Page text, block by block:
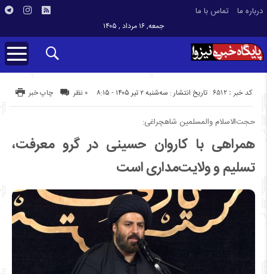
درباره ما تماس با ما
جمعه, ۱۶ مرداد , ۱۴۰۵
تاریخ انتشار : سه‌شنبه ۲ تیر ۱۴۰۵ - ۸:۱۵ کد خبر : 6512 چاپ خبر ۰ نظر
حجت‌الاسلام والمسلمین شاهچراغی:
همراهی با کاروان حسینی در گرو معرفت،
تسلیم و ولایت‌مداری است